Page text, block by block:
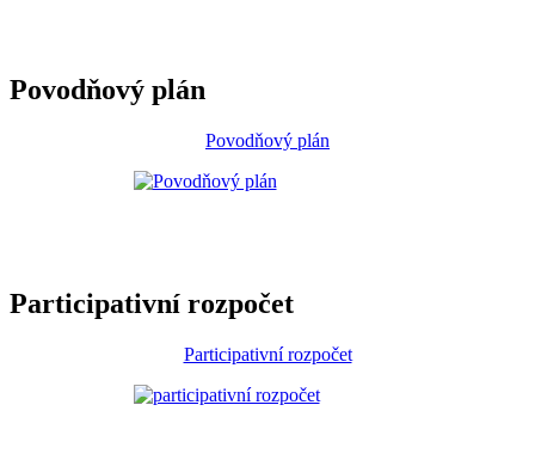
Povodňový plán
Povodňový plán
Participativní rozpočet
Participativní rozpočet